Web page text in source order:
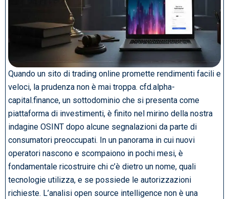
Quando un sito di trading online promette rendimenti facili e
veloci, la prudenza non è mai troppa. cfd.alpha-
capital.finance, un sottodominio che si presenta come
piattaforma di investimenti, è finito nel mirino della nostra
indagine OSINT dopo alcune segnalazioni da parte di
consumatori preoccupati. In un panorama in cui nuovi
operatori nascono e scompaiono in pochi mesi, è
fondamentale ricostruire chi c’è dietro un nome, quali
tecnologie utilizza, e se possiede le autorizzazioni
richieste. L’analisi open source intelligence non è una